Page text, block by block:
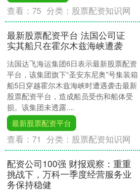
查看：75 分类： 股票配资知识网
最新股票配资平台 法国公司证
实其船只在霍尔木兹海峡遭袭
法国达飞海运集团6日表示最新股票配资
平台，该集团旗下“圣安东尼奥”号集装箱
船5日穿越霍尔木兹海峡时遭遇袭击最新
股票配资平台，造成船员受伤和船体受
损。该集团未透露....
最新股票配资平台
查看：71 分类： 股票配资知识网
配资公司100强 财报观察：重重
挑战下，万科一季度经营服务业
务保持稳健